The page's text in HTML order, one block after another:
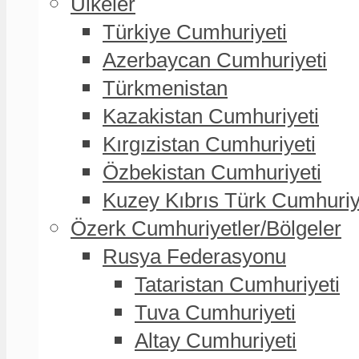
Türkiye Cumhuriyeti
Azerbaycan Cumhuriyeti
Türkmenistan
Kazakistan Cumhuriyeti
Kırgızistan Cumhuriyeti
Özbekistan Cumhuriyeti
Kuzey Kıbrıs Türk
Özerk Cumhuriyetler/Bölgeler
Rusya Federasyonu
Tataristan Cumhuriyeti
Tuva Cumhuriyeti
Altay Cumhuriyeti